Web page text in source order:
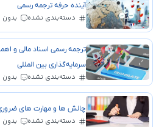
آینده حرفه ترجمه رسمی
دسته‌بندی نشده بدون
ترجمه رسمی اسناد مالی و
سرمایه‌گذاری بین المللی
دسته‌بندی نشده بدون
چالش ها و مهارت های
دسته‌بندی نشده بدون